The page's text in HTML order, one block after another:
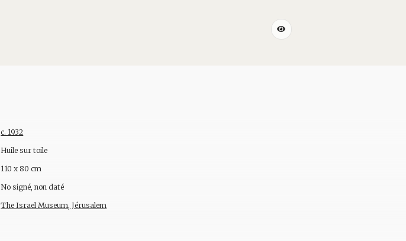
c. 1932
Huile sur toile
110 x 80 cm
No signé, non daté
The Israel Museum, Jérusalem